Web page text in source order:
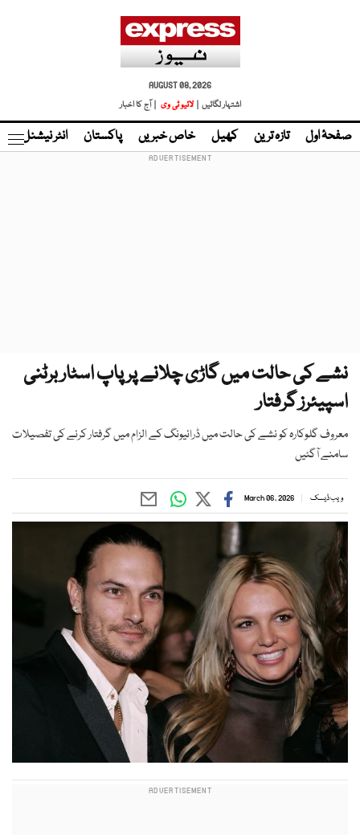
AUGUST 08, 2026
اشتہار لگائیں |
لائیو ٹی وی | آج کا اخبار
صفحۂ اول تازہ ترین کھیل خاص خبریں پاکستان انٹر نیشنل
نشے کی حالت میں گاڑی چلانے پر پاپ اسٹار برٹنی
اسپیئرز گرفتار
معروف گلوکارہ کو نشے کی حالت میں ڈرائیونگ کے الزام میں گرفتار کرنے کی تفصیلات
سامنے آگئیں
ویب ڈیسک March 06, 2026